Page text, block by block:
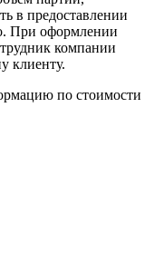
в предоставлении
При оформлении
компании
клиенту.
по стоимости